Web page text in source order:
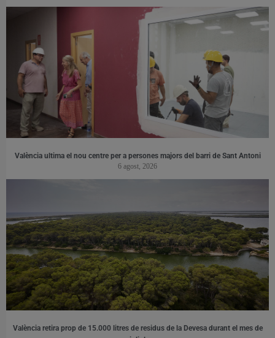
València ultima el nou centre per a persones majors del barri de Sant Antoni
6 agost, 2026
València retira prop de 15.000 litres de residus de la Devesa durant el mes de